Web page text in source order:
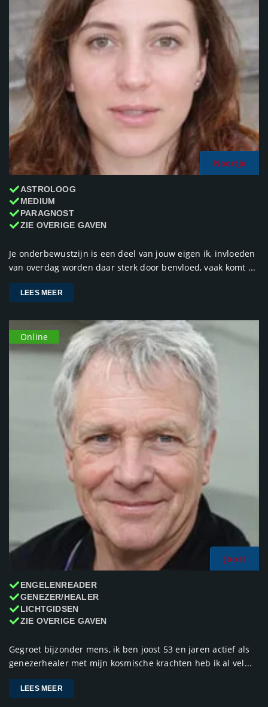
Noortje
ASTROLOOG
MEDIUM
PARAGNOST
ZIE OVERIGE GAVEN
Je onderbewustzijn is een deel van jouw eigen ik, invloeden
van overdag worden daar sterk door benvloed, vaak komt ...
LEES MEER
Online
Joost
ENGELENREADER
GENEZER/HEALER
LICHTGIDSEN
ZIE OVERIGE GAVEN
Gegroet bijzonder mens, ik ben joost 53 en jaren actief als
genezerhealer met mijn kosmische krachten heb ik al vel...
LEES MEER